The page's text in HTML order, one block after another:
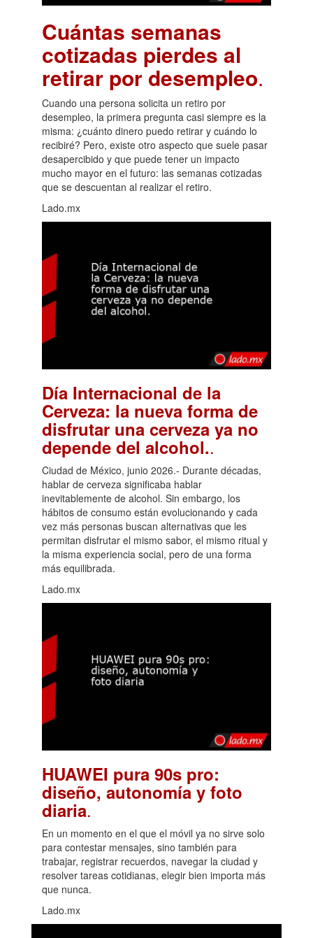
Cuántas semanas
cotizadas pierdes al
retirar por desempleo.
Cuando una persona solicita un retiro por
desempleo, la primera pregunta casi siempre es la
misma: ¿cuánto dinero puedo retirar y cuándo lo
recibiré? Pero, existe otro aspecto que suele pasar
desapercibido y que puede tener un impacto
mucho mayor en el futuro: las semanas cotizadas
que se descuentan al realizar el retiro.
Lado.mx
Día Internacional de la
Cerveza: la nueva forma de
disfrutar una cerveza ya no
depende del alcohol..
Ciudad de México, junio 2026.- Durante décadas,
hablar de cerveza significaba hablar
inevitablemente de alcohol. Sin embargo, los
hábitos de consumo están evolucionando y cada
vez más personas buscan alternativas que les
permitan disfrutar el mismo sabor, el mismo ritual y
la misma experiencia social, pero de una forma
más equilibrada.
Lado.mx
HUAWEI pura 90s pro:
diseño, autonomía y foto
diaria.
En un momento en el que el móvil ya no sirve solo
para contestar mensajes, sino también para
trabajar, registrar recuerdos, navegar la ciudad y
resolver tareas cotidianas, elegir bien importa más
que nunca.
Lado.mx